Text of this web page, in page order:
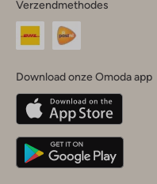
je
land
Nederland
Belgique(Français)
Deutschland
Verzendmethodes
Download onze Omoda app